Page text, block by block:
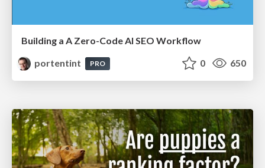
Building a A Zero-Code AI SEO Workflow
portentint
PRO 0 650